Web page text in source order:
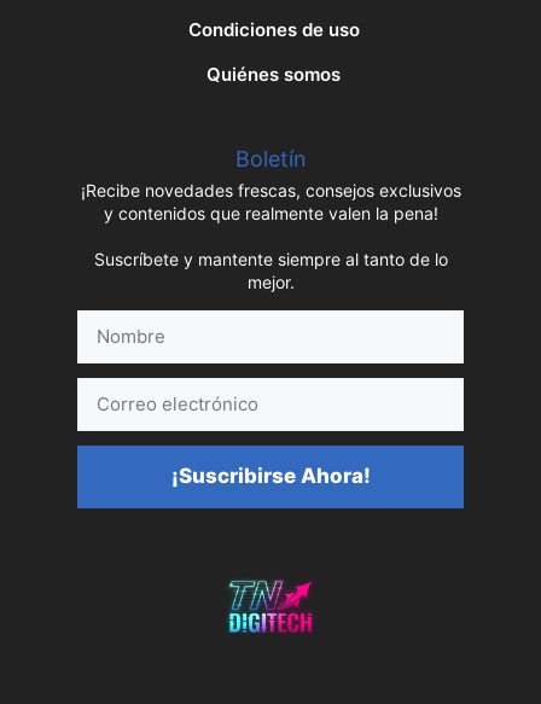
Condiciones de uso
Quiénes somos
Boletín
¡Recibe novedades frescas, consejos exclusivos
y contenidos que realmente valen la pena!
Suscríbete y mantente siempre al tanto de lo
mejor.
electrónico
¡Suscribirse Ahora!